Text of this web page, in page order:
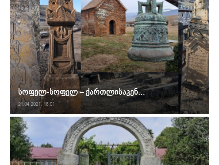
სოფელ-სოფელ – ქართლისაკენ…
21.04.2021. 18:01